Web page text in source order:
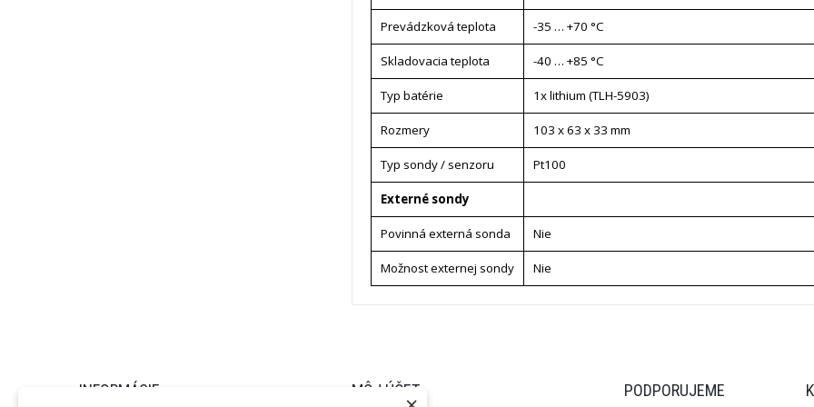
Prevádzková teplota -35 … +70 °C
Skladovacia teplota -40 … +85 °C
Typ batérie 1x lithium (TLH-5903)
Rozmery 103 x 63 x 33 mm
Typ sondy / senzoru Pt100
Externé sondy
Povinná externá sonda Nie
Možnost externej sondy Nie
INFORMÁCIE MÔJ ÚČET PODPORUJEME